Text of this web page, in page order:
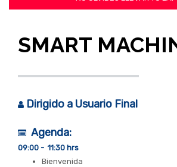
SMART
Dirigido a Usuario Final
Agenda:
09:00 - 11:30 hrs
Bienvenida